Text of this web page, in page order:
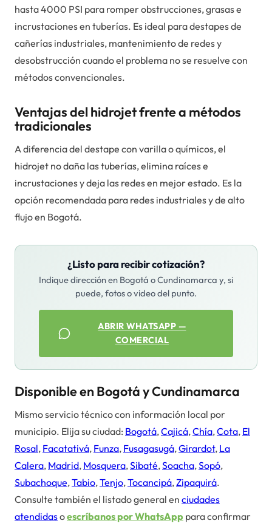
hasta 4000 PSI para romper obstrucciones, grasas e
incrustaciones en tuberías. Es ideal para destapes de
cañerías industriales, mantenimiento de redes y
desobstrucción cuando el problema no se resuelve con
métodos convencionales.
Ventajas del hidrojet frente a métodos
tradicionales
A diferencia del destape con varilla o químicos, el
hidrojet no daña las tuberías, elimina raíces e
incrustaciones y deja las redes en mejor estado. Es la
opción recomendada para redes industriales y de alto
flujo en Bogotá.
¿Listo para recibir cotización?
Indique dirección en Bogotá o Cundinamarca y, si
puede, fotos o video del punto.
ABRIR WHATSAPP —
COMERCIAL
Disponible en Bogotá y Cundinamarca
Mismo servicio técnico con información local por
municipio. Elija su ciudad: Bogotá,Cajicá,Chía,Cota, El
Rosal, Facatativá, Funza, Fusagasugá,Girardot, La
Calera, Madrid, Mosquera,Sibaté,Soacha,Sopó,
Subachoque,Tabio,Tenjo,Tocancipá,Zipaquirá.
Consulte también el listado general en ciudades
atendidasoescríbanos por WhatsApp para confirmar